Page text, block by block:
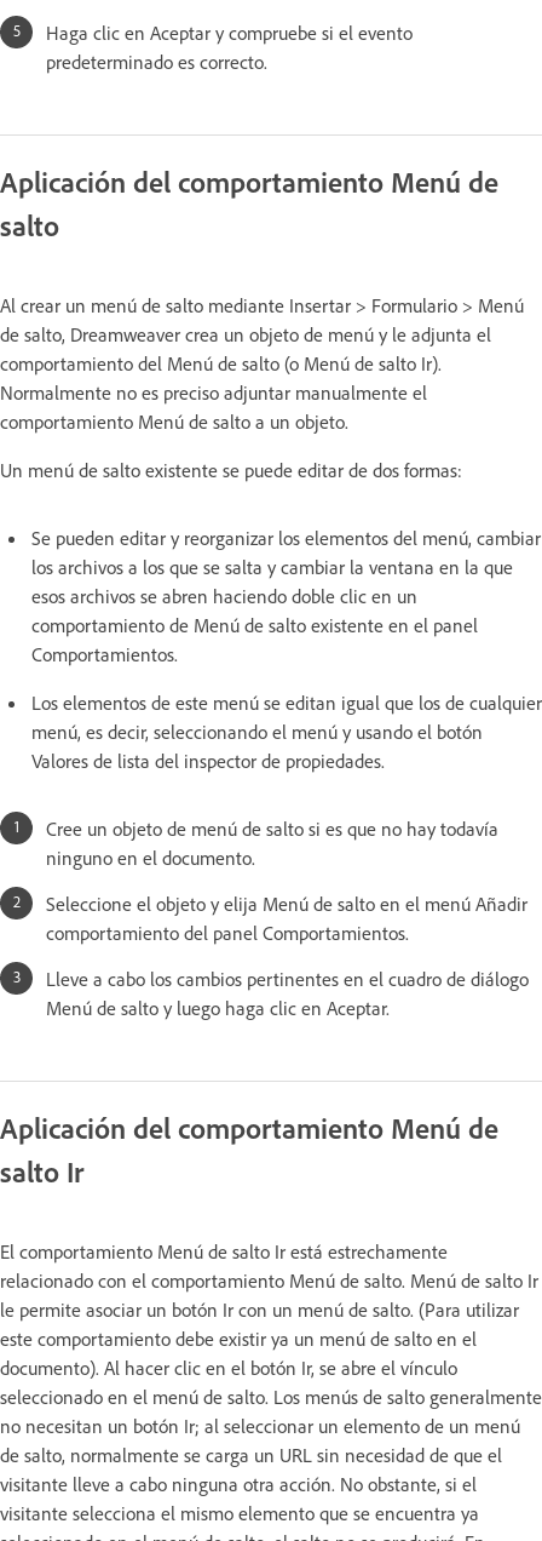
Haga clic en Aceptar y compruebe si el evento
predeterminado es correcto.
Aplicación del comportamiento Menú de
salto
Al crear un menú de salto mediante Insertar > Formulario > Menú
de salto, Dreamweaver crea un objeto de menú y le adjunta el
comportamiento del Menú de salto (o Menú de salto Ir).
Normalmente no es preciso adjuntar manualmente el
comportamiento Menú de salto a un objeto.
Un menú de salto existente se puede editar de dos formas:
Se pueden editar y reorganizar los elementos del menú, cambiar
los archivos a los que se salta y cambiar la ventana en la que
esos archivos se abren haciendo doble clic en un
comportamiento de Menú de salto existente en el panel
Comportamientos.
Los elementos de este menú se editan igual que los de cualquier
menú, es decir, seleccionando el menú y usando el botón
Valores de lista del inspector de propiedades.
Cree un objeto de menú de salto si es que no hay todavía
ninguno en el documento.
Seleccione el objeto y elija Menú de salto en el menú Añadir
comportamiento del panel Comportamientos.
Lleve a cabo los cambios pertinentes en el cuadro de diálogo
Menú de salto y luego haga clic en Aceptar.
Aplicación del comportamiento Menú de
salto Ir
El comportamiento Menú de salto Ir está estrechamente
relacionado con el comportamiento Menú de salto. Menú de salto Ir
le permite asociar un botón Ir con un menú de salto. (Para utilizar
este comportamiento debe existir ya un menú de salto en el
documento). Al hacer clic en el botón Ir, se abre el vínculo
seleccionado en el menú de salto. Los menús de salto generalmente
no necesitan un botón Ir; al seleccionar un elemento de un menú
de salto, normalmente se carga un URL sin necesidad de que el
visitante lleve a cabo ninguna otra acción. No obstante, si el
visitante selecciona el mismo elemento que se encuentra ya